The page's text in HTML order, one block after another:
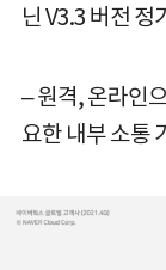
닌 V3.3 버전 정
– 원격, 온라인
요한 내부 소통